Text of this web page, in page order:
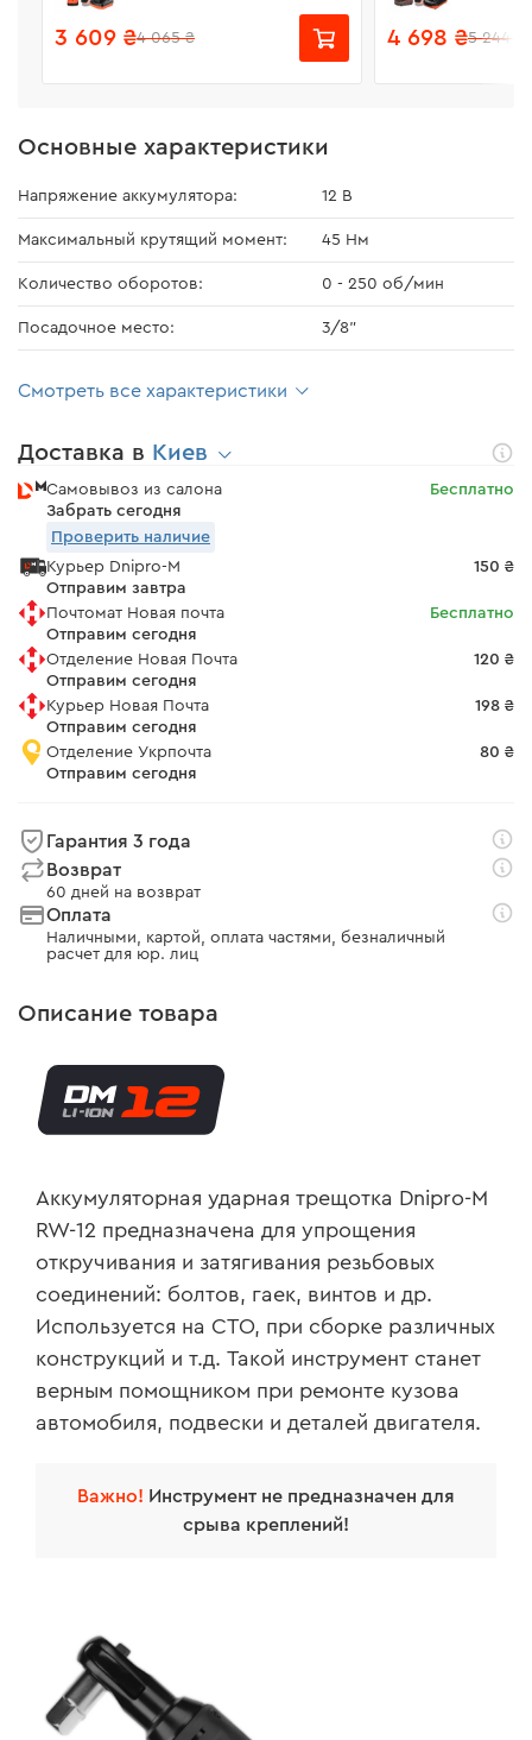
3 609 ₴4 065 ₴ 4 698 ₴5 244 ₴
Основные характеристики
Напряжение аккумулятора: 12 В
Максимальный крутящий момент: 45 Нм
Количество оборотов: 0 - 250 об/мин
Посадочное место: 3/8"
Смотреть все характеристики
Доставка в Киев
Самовывоз из салона
Забрать сегодня
Бесплатно
Проверить наличие
Курьер Dnipro-M
Отправим завтра
150 ₴
Почтомат Новая почта
Отправим сегодня
Бесплатно
Отделение Новая Почта
Отправим сегодня
120 ₴
Курьер Новая Почта
Отправим сегодня
198 ₴
Отделение Укрпочта
Отправим сегодня
80 ₴
Гарантия 3 года
Возврат
60 дней на возврат
Оплата
Наличными, картой, оплата частями, безналичный
расчет для юр. лиц
Описание товара
Аккумуляторная ударная трещотка Dnipro-M
RW-12 предназначена для упрощения
откручивания и затягивания резьбовых
соединений: болтов, гаек, винтов и др.
Используется на СТО, при сборке различных
конструкций и т.д. Такой инструмент станет
верным помощником при ремонте кузова
автомобиля, подвески и деталей двигателя.
Важно! Инструмент не предназначен для
срыва креплений!